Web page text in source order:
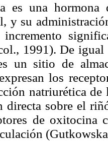
es una
y su
incremento
1991). De igual
un sitio de
los
natriurética
directa sobre el
de oxitocina